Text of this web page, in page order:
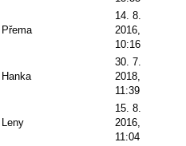
Přema
14. 8.
2016,
10:16
Hanka
30. 7.
2018,
11:39
Leny
15. 8.
2016,
11:04